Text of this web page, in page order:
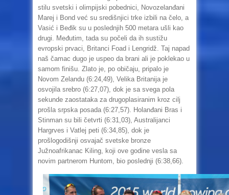
stilu svetski i olimpijski pobednici, Novozelanđani
Marej i Bond već su središnjici trke izbili na čelo, a
Vasić i Beđik su u poslednjih 500 metara ušli kao
drugi. Međutim, tada su počeli da ih sustižu
evropski prvaci, Britanci Foad i Lengridž. Taj napad
naš čamac dugo je uspeo da brani ali je poklekao u
samom finišu. Zlato je, po običaju, pripalo je
Novom Zelandu (6:24,49), Velika Britanija je
osvojila srebro (6:27,07), dok je sa svega pola
sekunde zaostataka za drugoplasiranim kroz cilj
prošla srpska posada (6:27,57). Holanđani Bras i
Stinman su bili četvrti (6:31,03), Australijanci
Hargrves i Vatlej peti (6:34,85), dok je
prošlogodišnji osvajač svetske bronze
Južnoafrikanac Kiling, koji ove godine vesla sa
novim partnerom Huntom, bio poslednji (6:38,66).